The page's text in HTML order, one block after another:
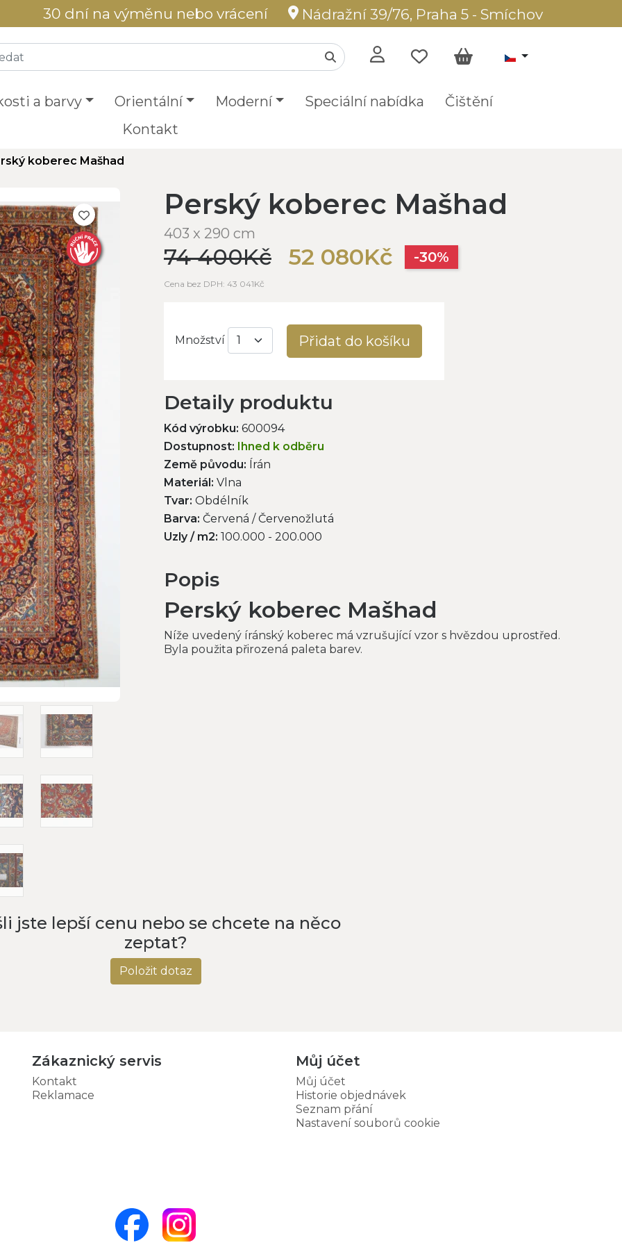
30 dní na výměnu nebo vrácení Nádražní 39/76, Praha 5 - Smíchov
a barvy Orientální Moderní Speciální nabídka
Čištění
Kontakt
koberec Mašhad
Perský koberec Mašhad
403 x 290 cm
74 400Kč 52 080Kč -30%
Cena bez DPH: 43 041Kč
Množství Přidat do košíku
Detaily produktu
Kód výrobku: 600094
Dostupnost:
Ihned k odběru
Země původu: Írán
Materiál: Vlna
Tvar: Obdélník
Barva: Červená / Červenožlutá
Uzly / m2: 100.000 - 200.000
Popis
Perský koberec Mašhad
Níže uvedený íránský koberec má vzrušující vzor s hvězdou uprostřed.
Byla použita přirozená paleta barev.
jste lepší cenu nebo se chcete na něco
zeptat?
Položit dotaz
Zákaznický servis
Kontakt
Reklamace
Můj účet
Můj účet
Historie objednávek
Seznam přání
Nastavení souborů cookie